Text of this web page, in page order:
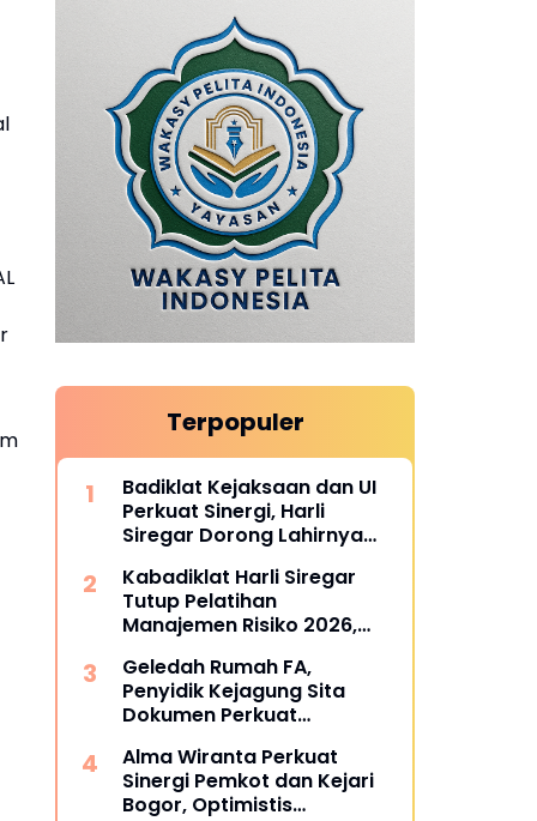
Terpopuler
Badiklat Kejaksaan dan UI
Perkuat Sinergi, Harli
Siregar Dorong Lahirnya
Kejaksaan
Kabadiklat Harli Siregar
Tutup Pelatihan
Manajemen Risiko 2026,
Agen Perubahan di Seluruh
Satker Kejaksaan
Geledah Rumah FA,
Penyidik Kejagung Sita
Dokumen Perkuat
Alma Wiranta Perkuat
Sinergi Pemkot dan Kejari
Bogor, Optimistis